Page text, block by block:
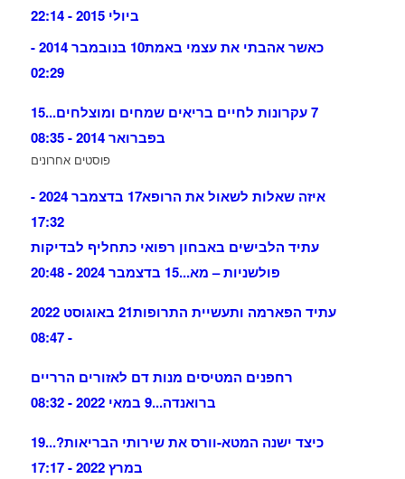
ביולי 2015 - 22:14
כאשר אהבתי את עצמי באמת
10 בנובמבר 2014 -
02:29
7 עקרונות לחיים בריאים שמחים ומוצלחים...
15
בפברואר 2014 - 08:35
פוסטים אחרונים
איזה שאלות לשאול את הרופא
17 בדצמבר 2024 -
17:32
עתיד הלבישים באבחון רפואי כתחליף לבדיקות
פולשניות – מא...15 בדצמבר 2024 - 20:48
עתיד הפארמה ותעשיית התרופות
21 באוגוסט 2022
- 08:47
רחפנים המטיסים מנות דם לאזורים הרריים
ברואנדה...9 במאי 2022 - 08:32
כיצד ישנה המטא-וורס את שירותי הבריאות?...19
במרץ 2022 - 17:17